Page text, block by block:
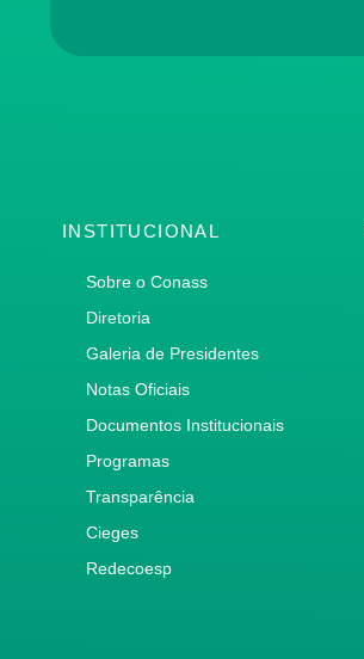
INSTITUCIONAL
Sobre o Conass
Diretoria
Galeria de Presidentes
Notas Oficiais
Documentos Institucionais
Programas
Transparência
Cieges
Redecoesp